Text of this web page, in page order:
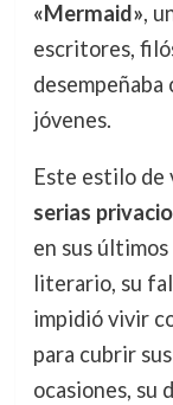
«Mermaid»,
escritores,
desempeñaba
jóvenes.
Este estilo de
serias
en sus
literario, su
impidió vivir
para cubrir
ocasiones, su